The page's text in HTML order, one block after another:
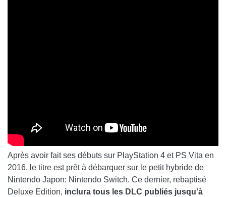
Après avoir fait ses débuts sur PlayStation 4 et PS Vita en
2016, le titre est prêt à débarquer sur le petit hybride de
Nintendo Japon: Nintendo Switch. Ce dernier, rebaptisé
Deluxe Edition, inclura tous les DLC publiés jusqu'à